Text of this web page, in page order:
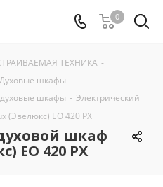
0
ТЕХНИКА -
шкафы -
шкафы - Электрический
(Эвелюкс) EO 420 PX
шкаф
EO 420 PX